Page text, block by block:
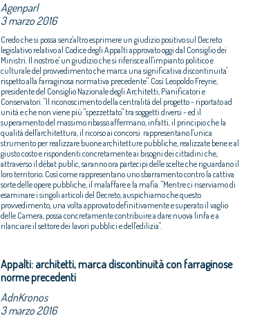
Agenparl
3 marzo 2016
Credo che si possa senz'altro esprimere un giudizio positivo sul Decreto
legislativo relativo al Codice degli Appalti approvato oggi dal Consiglio dei
Ministri. Il nostro e' un giudizio che si riferisce all'impianto politico e
culturale del provvedimento che marca una significativa discontinuita'
rispetto alla farraginosa normativa precedente". Così Leopoldo Freyrie,
presidente del Consiglio Nazionale degli Architetti, Pianificatori e
Conservatori. "Il riconoscimento della centralità del progetto - riportato ad
unità e che non viene più "spezzettato" tra soggetti diversi - ed il
superamento del massimo ribasso affermano, infatti, il principio che la
qualità dell'architettura, il ricorso ai concorsi rappresentano l'unica
strumento per realizzare buone architetture pubbliche, realizzate bene e al
giusto costo e rispondenti concretamente ai bisogni dei cittadini che,
attraverso il débat public, saranno ora partecipi delle scelte che riguardano il
loro territorio. Così come rappresentano uno sbarramento contro la cattiva
sorte delle opere pubbliche, il malaffare e la mafia. "Mentre ci riserviamo di
esaminare i singoli articoli del Decreto, auspichiamo che questo
provvedimento, una volta approvato definitivamente e superato il vaglio
delle Camera, possa concretamente contribuire a dare nuova linfa e a
rilanciare il settore dei lavori pubblici e dell'edilizia".
Appalti: architetti, marca discontinuità con farraginose
norme precedenti
AdnKronos
3 marzo 2016